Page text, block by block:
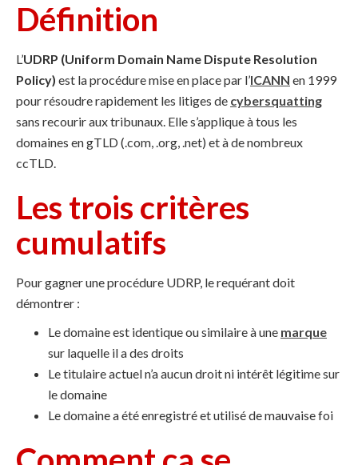
Définition
L’UDRP (Uniform Domain Name Dispute Resolution
Policy) est la procédure mise en place par l’ICANN en 1999
pour résoudre rapidement les litiges de cybersquatting
sans recourir aux tribunaux. Elle s’applique à tous les
domaines en gTLD (.com, .org, .net) et à de nombreux
ccTLD.
Les trois critères
cumulatifs
Pour gagner une procédure UDRP, le requérant doit
démontrer :
Le domaine est identique ou similaire à une marque
sur laquelle il a des droits
Le titulaire actuel n’a aucun droit ni intérêt légitime sur
le domaine
Le domaine a été enregistré et utilisé de mauvaise foi